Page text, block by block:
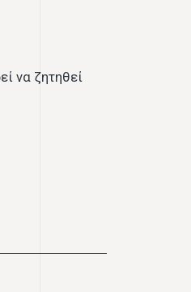
να ζητηθεί